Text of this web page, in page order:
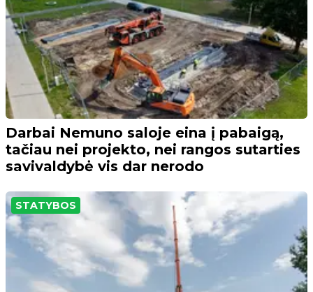
Darbai Nemuno saloje eina į pabaigą,
tačiau nei projekto, nei rangos sutarties
savivaldybė vis dar nerodo
STATYBOS